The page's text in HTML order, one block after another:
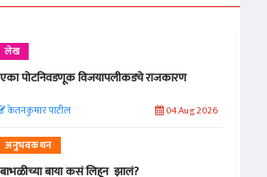
लेख
एका पोटनिवडणूक विजयापलीकडचे राजकारण
केतनकुमार पाटील 04 Aug 2026
अनुभवकथन
बाभळीच्या बाया कसं लिहून झालं?